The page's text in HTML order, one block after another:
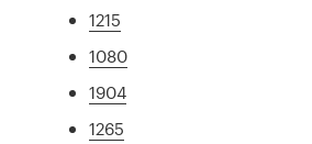
1215
1080
1904
1265